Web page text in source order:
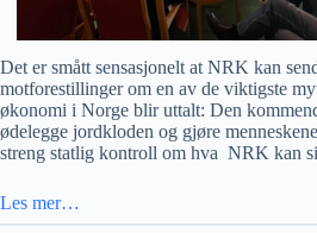
Det er smått sensasjonelt at NRK kan
motforestillinger om en av de viktigste
økonomi i Norge blir uttalt: Den
ødelegge jordkloden og gjøre
streng statlig kontroll om hva NRK kan
Les mer…